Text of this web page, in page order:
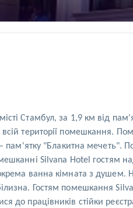
Стамбул, за 1,9 км від
території помешкання.
пам'ятку "Блакитна мечеть".
Silvana Hotel гостям
ванна кімната з
Гостям помешкання
до працівників стійки